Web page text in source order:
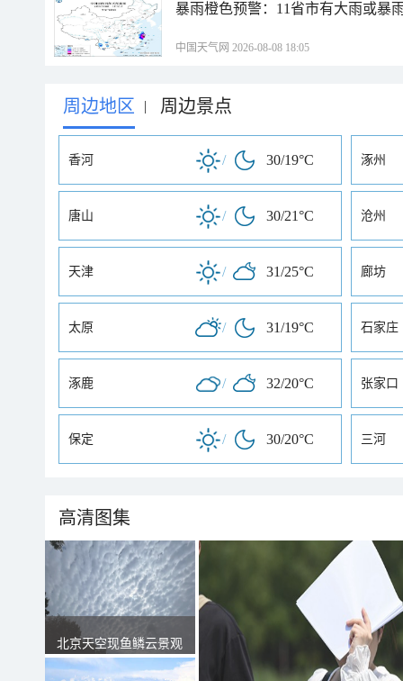
暴雨橙色预警：11省市有大雨或暴
中国天气网 2026-08-08 18:05
周边地区 | 周边景点
香河 / 30/19°C 涿州
唐山 / 30/21°C 沧州
天津 / 31/25°C 廊坊
太原 / 31/19°C 石家庄
涿鹿 / 32/20°C 张家口
保定 / 30/20°C 三河
高清图集
北京天空现鱼鳞云景观